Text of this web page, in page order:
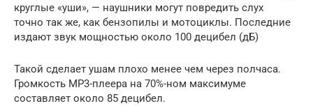
круглые «уши», — наушники могут повредить слух
точно так же, как бензопилы и мотоциклы. Последние
издают звук мощностью около 100 децибел (дБ)
Такой сделает ушам плохо менее чем через полчаса.
Громкость MP3-плеера на 70%-ном максимуме
составляет около 85 децибел.